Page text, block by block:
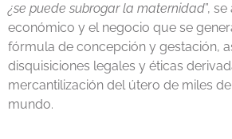
¿se puede subrogar la maternidad”,
económico y el negocio que se
fórmula de concepción y gestación,
disquisiciones legales y éticas
mercantilización del útero de miles
mundo.